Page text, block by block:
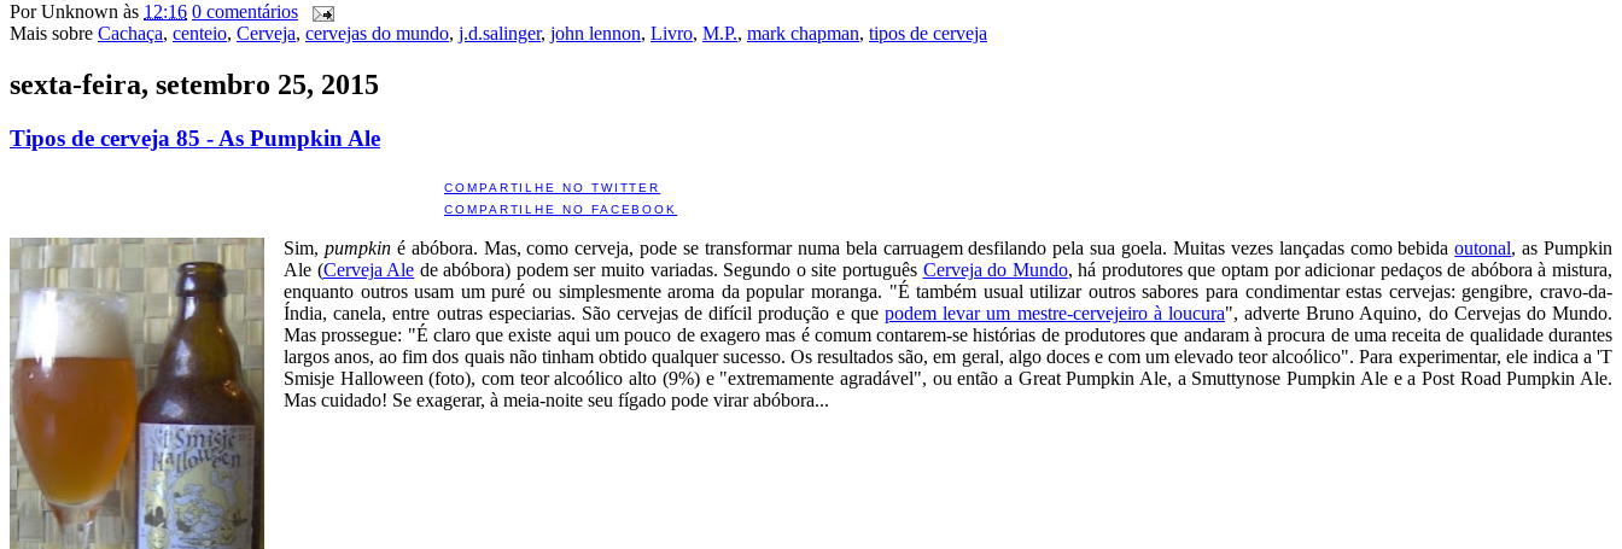
PorUnknown às 12:16 0 comentários
Mais sobre Cachaça, centeio, Cerveja, cervejas do mundo, j.d.salinger, john lennon, Livro, M.P., mark chapman, tipos de cerveja
sexta-feira, setembro 25, 2015
Tipos de cerveja 85 - As Pumpkin Ale
COMPARTILHE NO TWITTER
COMPARTILHE NO FACEBOOK
Sim, pumpkiné abóbora. Mas, como cerveja, pode se transformar numa bela carruagem desfilando pela sua goela. Muitas vezes lançadas como bebidaoutonal, as Pumpkin
Ale (Cerveja Ale de abóbora) podem ser muito variadas. Segundo o site português Cerveja do Mundo, há produtores que optam por adicionar pedaços de abóbora à mistura,
enquanto outros usam um puré ou simplesmente aroma da popular moranga. "É também usual utilizar outros sabores para condimentar estas cervejas: gengibre, cravo-da-
Índia, canela, entre outras especiarias. São cervejas de difícil produção e que podem levar um mestre-cervejeiro à loucura", adverte Bruno Aquino, do Cervejas do Mundo.
Mas prossegue: "É claro que existe aqui um pouco de exagero mas é comum contarem-se histórias de produtores que andaram à procura de uma receita de qualidade durantes
largos anos, ao fim dos quais não tinham obtido qualquer sucesso. Os resultados são, em geral, algo doces e com um elevado teor alcoólico". Para experimentar, ele indica a 'T
Smisje Halloween (foto), com teor alcoólico alto (9%) e "extremamente agradável", ou então a Great Pumpkin Ale, a Smuttynose Pumpkin Ale e a Post Road Pumpkin Ale.
Mas cuidado! Se exagerar, à meia-noite seu fígado pode virar abóbora...